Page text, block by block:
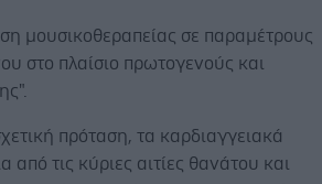
μουσικοθεραπείας σε παραμέτρους
στο πλαίσιο πρωτογενούς και
πρόταση, τα καρδιαγγειακά
τις κύριες αιτίες θανάτου και